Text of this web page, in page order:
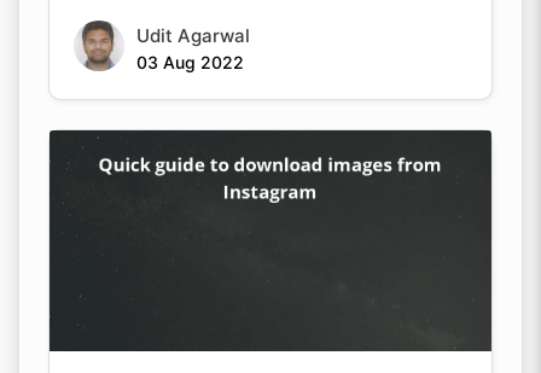
Udit Agarwal
03 Aug 2022